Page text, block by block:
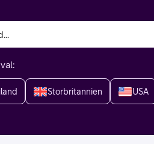
mobiltelefoner
Storbritannien USA